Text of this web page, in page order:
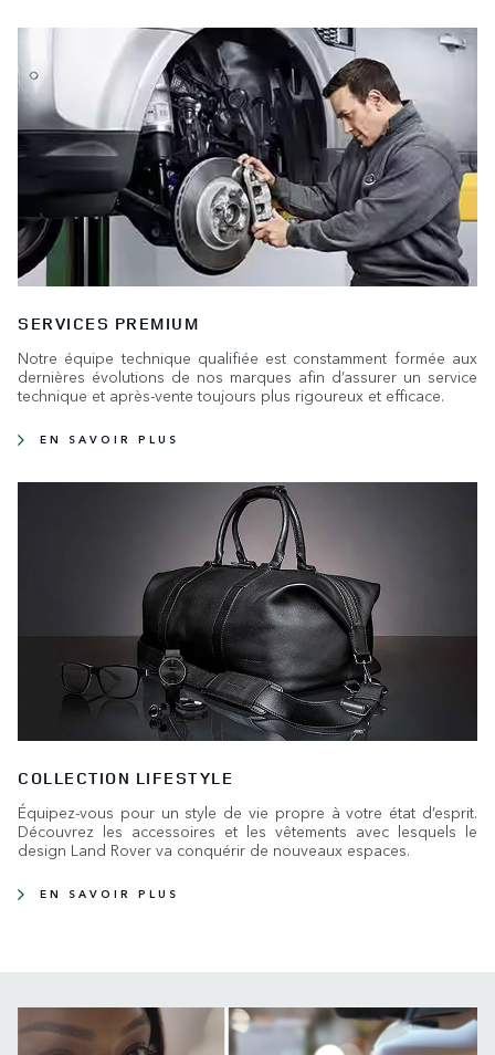
SERVICES PREMIUM
Notre équipe technique qualifiée est constamment formée aux
dernières évolutions de nos marques afin d’assurer un service
technique et après-vente toujours plus rigoureux et efficace.
EN SAVOIR PLUS
COLLECTION LIFESTYLE
Équipez-vous pour un style de vie propre à votre état d’esprit.
Découvrez les accessoires et les vêtements avec lesquels le
design Land Rover va conquérir de nouveaux espaces.
EN SAVOIR PLUS